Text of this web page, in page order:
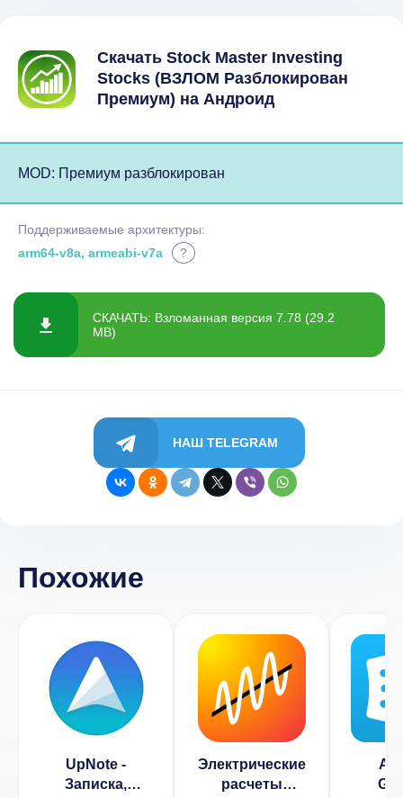
Скачать Stock Master Investing
Stocks (ВЗЛОМ Разблокирован
Премиум) на Андроид
MOD: Премиум разблокирован
Поддерживаемые архитектуры:
arm64-v8a, armeabi-v7a
?
СКАЧАТЬ: Взломанная версия 7.78 (29.2
MB)
НАШ TELEGRAM
Похожие
UpNote -
Записка,
Электрические
расчеты